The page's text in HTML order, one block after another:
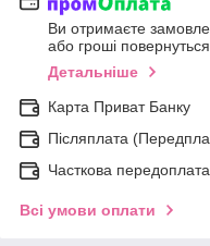
Ви отримаєте
або гроші
Детальніше
Карта Приват Банку
Післяплата
Часткова
Всі умови оплати